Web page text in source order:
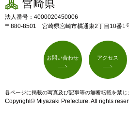
宮崎県
法人番号：4000020450006
〒880-8501 宮崎県宮崎市橘通東2丁目10番1
お問い合わせ アクセス
各ページに掲載の写真及び記事等の無断転載を禁じ
Copyright© Miyazaki Prefecture. All rights